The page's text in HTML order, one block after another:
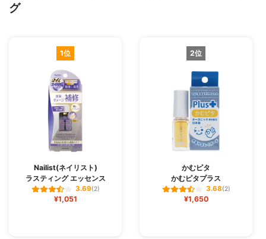
グ
1位
Nailist(ネイリスト)
ラスティング エッセンス
3.69(2)
¥1,051
2位
かむピタ
かむピタプラス
3.68(2)
¥1,650